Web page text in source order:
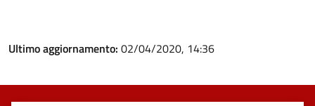
Ultimo aggiornamento: 02/04/2020, 14:36